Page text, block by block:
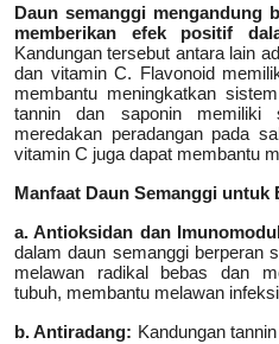
Daun semanggi mengandung
memberikan efek positif
Kandungan tersebut antara lain
dan vitamin C. Flavonoid
membantu meningkatkan
tannin dan saponin memiliki
meredakan peradangan pada
vitamin C juga dapat membantu
Manfaat Daun Semanggi untuk
a. Antioksidan dan
dalam daun semanggi berperan
melawan radikal bebas dan
tubuh, membantu melawan
b. Antiradang: Kandungan